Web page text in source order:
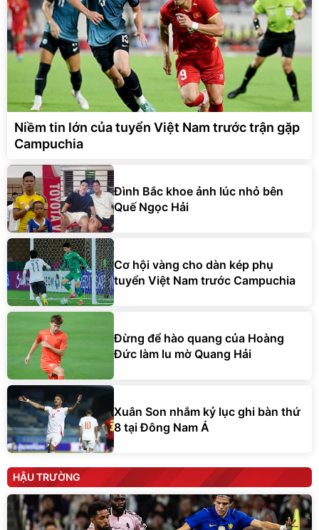
Niềm tin lớn của tuyển Việt Nam trước trận gặp
Campuchia
Đình Bắc khoe ảnh lúc nhỏ bên
Quế Ngọc Hải
Cơ hội vàng cho dàn kép phụ
tuyển Việt Nam trước Campuchia
Đừng để hào quang của Hoàng
Đức làm lu mờ Quang Hải
Xuân Son nhắm kỷ lục ghi bàn thứ
8 tại Đông Nam Á
HẬU TRƯỜNG